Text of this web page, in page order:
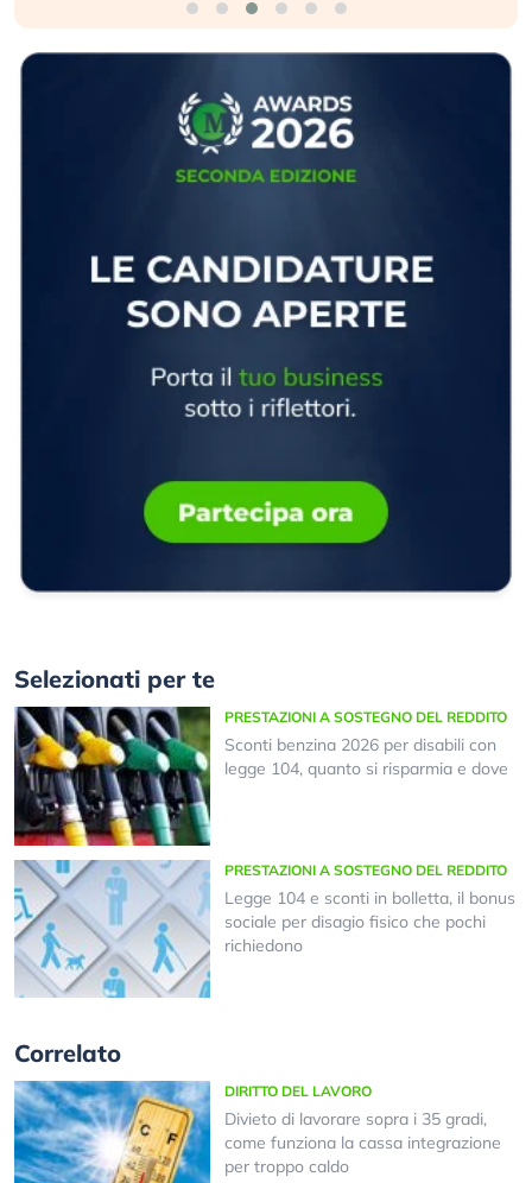
Selezionati per te
PRESTAZIONI A SOSTEGNO DEL REDDITO
Sconti benzina 2026 per disabili con
legge 104, quanto si risparmia e dove
PRESTAZIONI A SOSTEGNO DEL REDDITO
Legge 104 e sconti in bolletta, il bonus
sociale per disagio fisico che pochi
richiedono
Correlato
DIRITTO DEL LAVORO
Divieto di lavorare sopra i 35 gradi,
come funziona la cassa integrazione
per troppo caldo